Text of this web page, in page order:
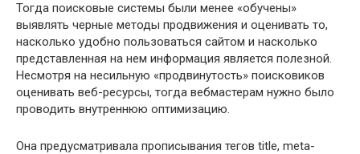
Тогда поисковые системы были менее «обучены»
выявлять черные методы продвижения и оценивать то,
насколько удобно пользоваться сайтом и насколько
представленная ​​на нем информация является полезной.
Несмотря на несильную «продвинутость» поисковиков
оценивать веб-ресурсы, тогда вебмастерам нужно было
проводить внутреннюю оптимизацию.
Она предусматривала прописывания тегов title, meta-